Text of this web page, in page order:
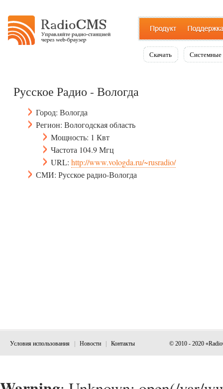
Скачать Системные
Русское Радио - Вологда
Город: Вологда
Регион: Вологодская область
Мощность: 1 Квт
Частота 104.9 Мгц
URL: http://www.vologda.ru/~rusradio/
СМИ: Русское радио-Вологда
Условия использования Новости Контакты © 2010 - 2020